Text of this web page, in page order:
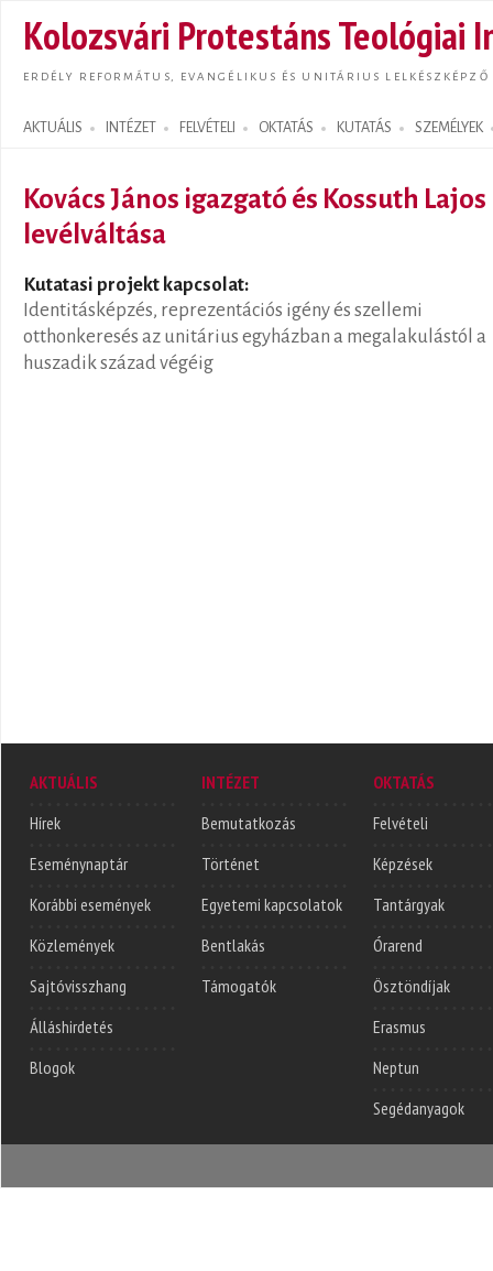
Kolozsvári Protestáns Teológiai
ERDÉLY REFORMÁTUS, EVANGÉLIKUS ÉS UNITÁRIUS LELKÉSZKÉPZŐ
AKTUÁLIS INTÉZET FELVÉTELI OKTATÁS KUTATÁS SZEMÉLYEK
Search form
Kovács János igazgató és Kossuth Lajos
levélváltása
Kutatasi projekt kapcsolat:
Identitásképzés, reprezentációs igény és szellemi
otthonkeresés az unitárius egyházban a megalakulástól a
huszadik század végéig
AKTUÁLIS
Hírek
Eseménynaptár
Korábbi események
Közlemények
Sajtóvisszhang
Álláshirdetés
Blogok
INTÉZET
Bemutatkozás
Történet
Egyetemi kapcsolatok
Bentlakás
Támogatók
OKTATÁS
Felvételi
Képzések
Tantárgyak
Órarend
Ösztöndíjak
Erasmus
Neptun
Segédanyagok